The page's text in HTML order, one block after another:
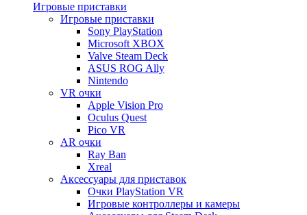
Игровые приставки
Игровые приставки
Sony PlayStation
Microsoft XBOX
Valve Steam Deck
ASUS ROG Ally
Nintendo
VR очки
Apple Vision Pro
Oculus Quest
Pico VR
AR очки
Ray Ban
Xreal
Аксессуары для приставок
Очки PlayStation VR
Игровые контроллеры и камеры